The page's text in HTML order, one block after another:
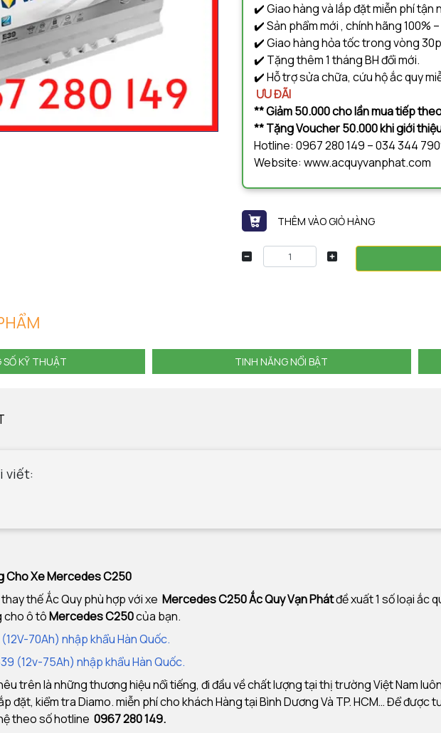
✔️ Giao hàng và lắp đặt miễn phí tận
✔️ Sản phẩm mới , chính hãng 100%
✔️ Giao hàng hỏa tốc trong vòng
✔️ Tặng thêm 1 tháng BH đổi mới.
✔️ Hỗ trợ sửa chữa, cứu hộ ắc quy
ƯU ĐÃI
** Giảm 50.000 cho lần mua tiếp
** Tặng Voucher 50.000 khi giới
Hotline: 0967 280 149 – 034 344
Website: www.acquyvanphat.com
THÊM VÀO GIỎ HÀNG
SỐ KỸ THUẬT TINH NĂNG NỔI BẬT
viết:
Cho Xe Mercedes C250
thế Ắc Quy phù hợp với xe Mercedes C250Ắc Quy Vạn Phátđề xuất 1 số loại ắc
cho ô tôMercedes C250của bạn.
70Ah) nhập khẩu Hàn Quốc.
(12v-75Ah) nhập khẩu Hàn Quốc.
trên là những thương hiệu nổi tiếng, đi đầu về chất lượng tại thị trường Việt Nam
đặt, kiểm tra Diamo. miễn phí cho khách Hàng tại Bình Dương Và TP. HCM… Để được
theo số hotline 0967 280 149.